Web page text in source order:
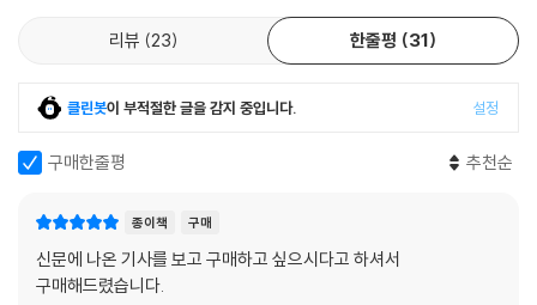
제프, 둘째 날에는 어떻게 되는 건가요?”
가장 최근에 있었던 전체 회의에서 제가 받은 질문입니다. 수십 년 동안 저
는 ‘오늘은 첫날’이라고 상기시켜왔습니다. 제가 일하는 아마존 건물의 이
름은 데이원(Day 1, 첫날)입니다. 건물을 옮길 때 그 이름도 가져왔죠. 저
“둘째 날은 정체입니다. 무관심이 그 뒤를 따르고, 그다음으론 극심하고 고
통스러운 쇠퇴가 이어지죠. 그 뒤를 따르는 것은 죽음입니다. 이것이 항상
첫날이어야 하는 이유입니다.”
⑤ 적절한 사람을 고용한다
있을 만한 것을 만들기 위해 일하고 있습니다. 그런 일들이 쉬울 리 있겠습
아마존을 만들어나가는 것은 그들의 희생과 열정입니다.”
“베조스의 인생 스토리와 글을 살펴보면 무엇이 그를 움직이게 하는지 엿
볼 수 있다”는 월터 아이작슨의 말처럼, 이 책을 통해 우리는 베조스를 움
직여온 동력과 그가 써나갈 역사를 미리 볼 수 있을 것이다.
리뷰 23 한줄평 31
클린봇이 부적절한 글을 감지 중입니다. 설정
구매한줄평 추천순
종이책 구매
신문에 나온 기사를 보고 구매하고 싶으시다고 하셔서
구매해드렸습니다.